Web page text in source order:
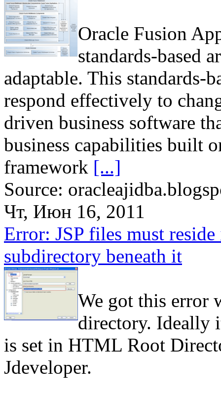
Oracle Fusion
standards-based
adaptable. This standards-
respond effectively to
driven business software
business capabilities built
framework [...]
Source:
Чт, Июн 16, 2011
Error: JSP files must
subdirectory beneath it
We got this error
directory. Ideally
is set in HTML Root
Jdeveloper.